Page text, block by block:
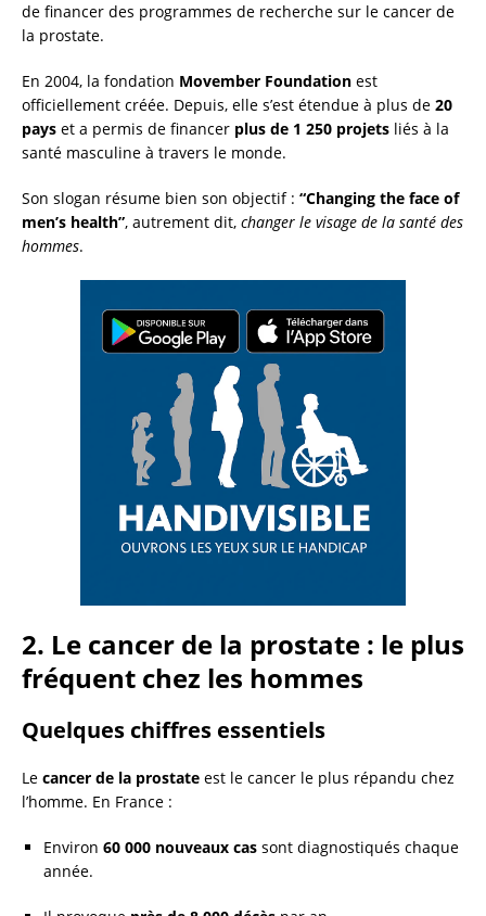
de financer des programmes de recherche sur le cancer de
la prostate.
En 2004, la fondation Movember Foundation est
officiellement créée. Depuis, elle s’est étendue à plus de 20
pays et a permis de financer plus de 1 250 projets liés à la
santé masculine à travers le monde.
Son slogan résume bien son objectif : “Changing the face of
men’s health”, autrement dit, changer le visage de la santé des
hommes.
2. Le cancer de la prostate : le plus
fréquent chez les hommes
Quelques chiffres essentiels
Le cancer de la prostate est le cancer le plus répandu chez
l’homme. En France :
Environ 60 000 nouveaux cas sont diagnostiqués chaque
année.